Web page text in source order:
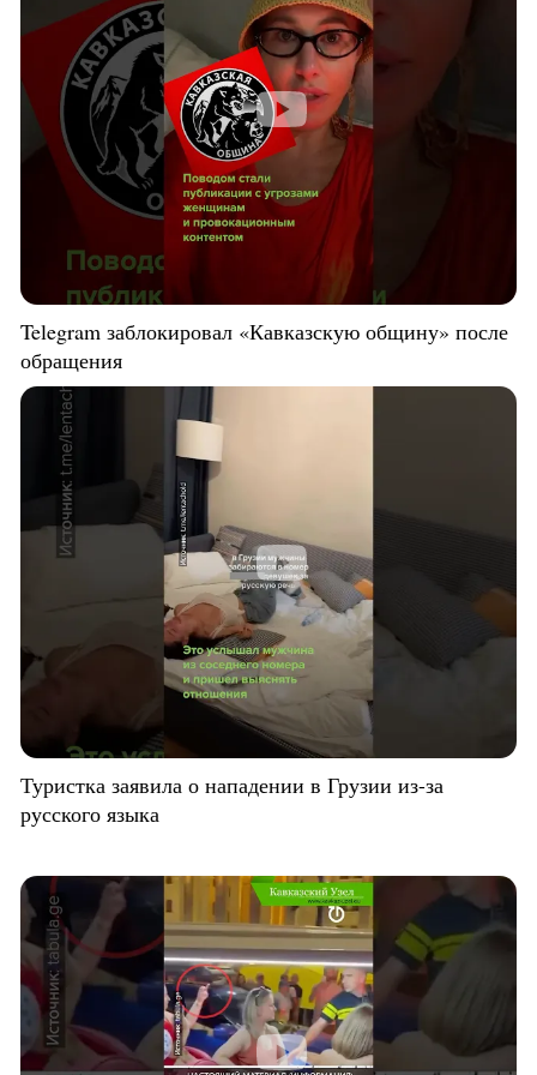
Telegram заблокировал «Кавказскую общину» после
обращения
Туристка заявила о нападении в Грузии из-за
русского языка